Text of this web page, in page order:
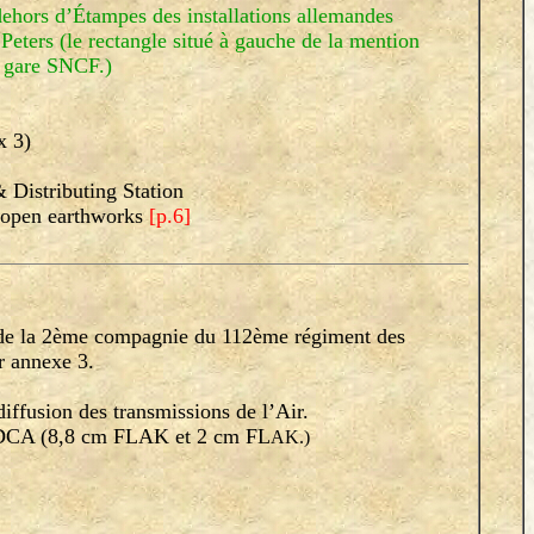
d’Étampes des installations allemandes
(le rectangle situé à gauche de la mention
SNCF.)
3)
Distributing Station
earthworks[p.6]
la 2ème compagnie du 112ème régiment des
annexe 3.
des transmissions de l’Air.
(8,8 cm FLAK et 2 cm FLAK.)